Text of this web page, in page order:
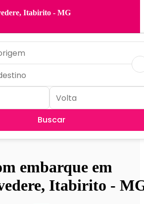
Itabirito - MG
Buscar
embarque em
Itabirito -